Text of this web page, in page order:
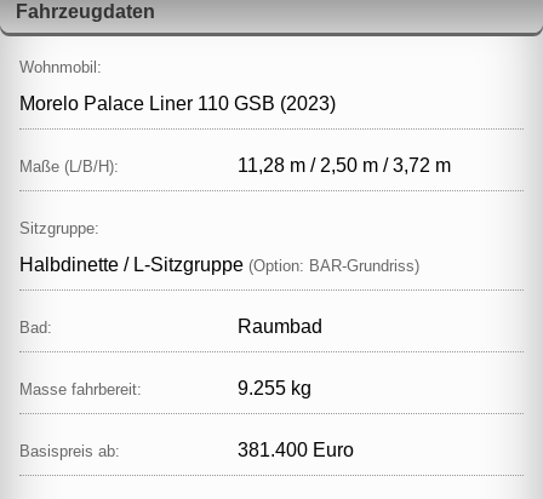
Fahrzeugdaten
Wohnmobil:
Morelo Palace Liner 110 GSB (2023)
Maße (L/B/H): 11,28 m / 2,50 m / 3,72 m
Sitzgruppe:
Halbdinette / L‑Sitzgruppe (Option: BAR‑Grundriss)
Bad: Raumbad
Masse fahrbereit: 9.255 kg
Basispreis ab: 381.400 Euro